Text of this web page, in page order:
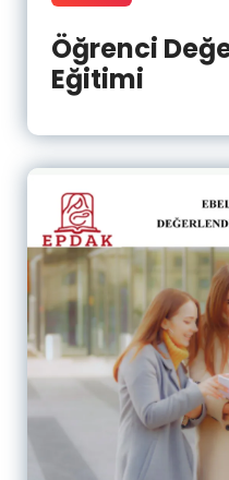
Öğrenci
Eğitimi